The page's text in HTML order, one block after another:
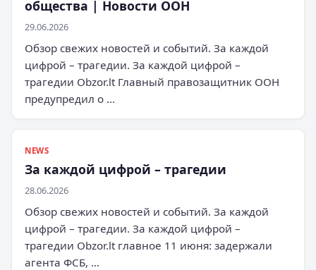
общества | Новости ООН
29.06.2026
Обзор свежих новостей и событий. За каждой
цифрой – трагедии. За каждой цифрой –
трагедии Obzor.lt Главный правозащитник ООН
предупредил о …
NEWS
За каждой цифрой – трагедии
28.06.2026
Обзор свежих новостей и событий. За каждой
цифрой – трагедии. За каждой цифрой –
трагедии Obzor.lt главное 11 июня: задержали
агента ФСБ, …